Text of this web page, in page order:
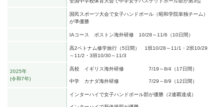
国民スポーツ大会で女子ハンドボール（昭和学院単独チーム）
が準優勝
IAコース ボストン海外研修 10/28～11/6（10日間）
高2ベトナム修学旅行（5日間） 1班10/28～11/1・2班10/29
～11/2・3班10/30～11/3
2025年
令和7年
高校 イギリス海外研修 7/19～8/4（17日間）
中学 カナダ海外研修 7/29～8/9（12日間）
インターハイで女子ハンドボール部が優勝（2連覇達成）